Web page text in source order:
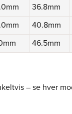
36.8mm
40.8mm
46.5mm
– se hver